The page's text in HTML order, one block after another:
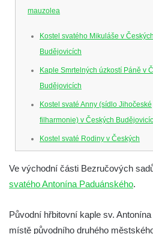
mauzolea
Kostel svatého Mikuláše v Českých
Budějovicích
Kaple Smrtelných úzkostí Páně v
Budějovicích
Kostel svaté Anny (sídlo Jihočeské
filharmonie) v Českých
Kostel svaté Rodiny v Českých
Budějovicích
Kostel Obětování Panny Marie u
dominikánů v Českých Budějovicích
Kaple na křižovatce ulic
Ve východní části Bezručových
svatého Antonína Paduánského.
Původní hřbitovní kaple sv.
místě původního druhého